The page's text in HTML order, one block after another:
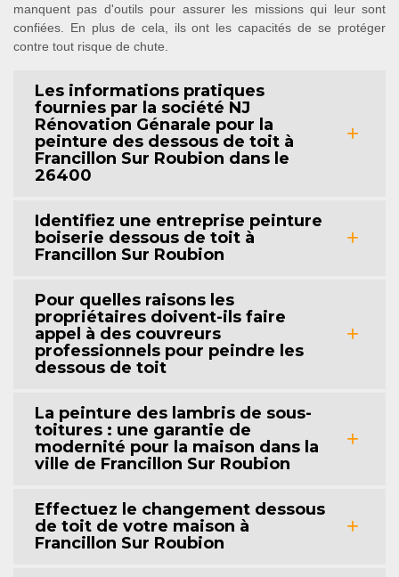
manquent pas d'outils pour assurer les missions qui leur sont
confiées. En plus de cela, ils ont les capacités de se protéger
contre tout risque de chute.
Les informations pratiques
fournies par la société NJ
Rénovation Génarale pour la
peinture des dessous de toit à
Francillon Sur Roubion dans le
26400
Identifiez une entreprise peinture
boiserie dessous de toit à
Francillon Sur Roubion
Pour quelles raisons les
propriétaires doivent-ils faire
appel à des couvreurs
professionnels pour peindre les
dessous de toit
La peinture des lambris de sous-
toitures : une garantie de
modernité pour la maison dans la
ville de Francillon Sur Roubion
Effectuez le changement dessous
de toit de votre maison à
Francillon Sur Roubion